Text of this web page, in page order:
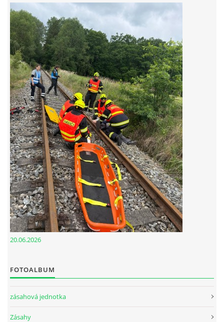
20.06.2026
FOTOALBUM
zásahová jednotka
Zásahy